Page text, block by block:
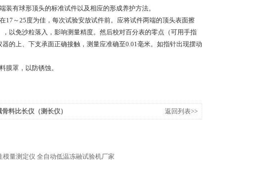
有球形顶头的标准试件以及相应的形成养护方法。
17～25度为佳，每次试验安放试件前。应将试件两端的顶头表面擦
以免沙粒落入，影响测量精度。然后校对百分表的零点（可用手指
的上、下支承面正确接触，测量应准确至0.01毫米。如指针出现摆动
膜罩，以防锈蚀。
料比长仪（测长仪） 返回列表>>
模量测定仪 全自动低温冻融试验机厂家